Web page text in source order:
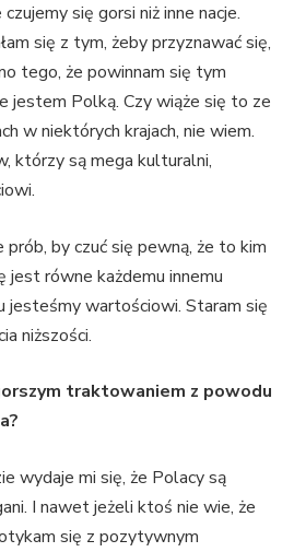
się gorsi niż inne nacje.
się z tym, żeby przyznawać się,
tego, że powinnam się tym
jestem Polką. Czy wiąże się to ze
w niektórych krajach, nie wiem.
którzy są mega kulturalni,
by czuć się pewną, że to kim
jest równe każdemu innemu
jesteśmy wartościowi. Staram się
niższości.
traktowaniem z powodu
wydaje mi się, że Polacy są
I nawet jeżeli ktoś nie wie, że
się z pozytywnym